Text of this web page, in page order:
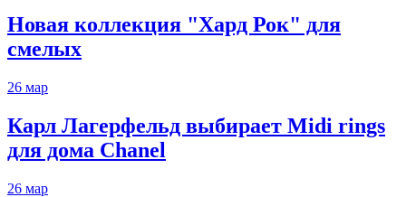
Новая коллекция "Хард Рок" для
смелых
26 мар
Карл Лагерфельд выбирает Midi rings
для дома Chanel
26 мар